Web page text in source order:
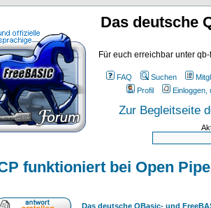
Das deutsche
Für euch erreichbar unter
FAQ Suchen
Profil
Einloggen,
Zur Begleitseite
funktioniert bei Open
Das deutsche QBasic- und